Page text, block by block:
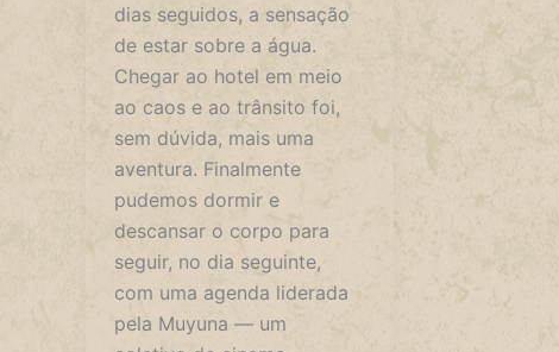
dias seguidos, a sensação
de estar sobre a água.
Chegar ao hotel em meio
ao caos e ao trânsito foi,
sem dúvida, mais uma
aventura. Finalmente
pudemos dormir e
descansar o corpo para
seguir, no dia seguinte,
com uma agenda liderada
pela Muyuna — um